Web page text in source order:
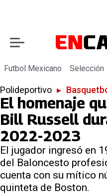
Futbol Mexicano Selección
Polideportivo ▸
El homenaje
Bill Russell
2022-2023
El jugador ingresó en
del Baloncesto
cuenta con su mítico
quinteta de Boston.